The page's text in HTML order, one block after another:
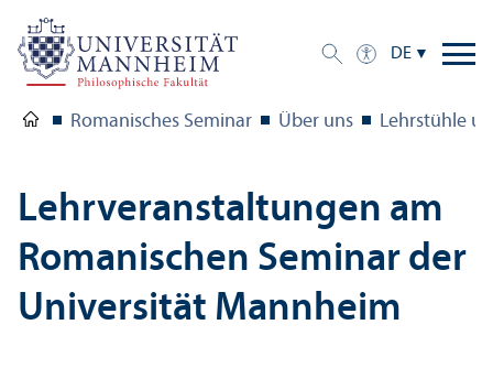
DE
Romanisches Seminar Über uns Lehr­stühle
Lehr­veranstaltungen am
Romanischen Seminar der
Universität Mannheim